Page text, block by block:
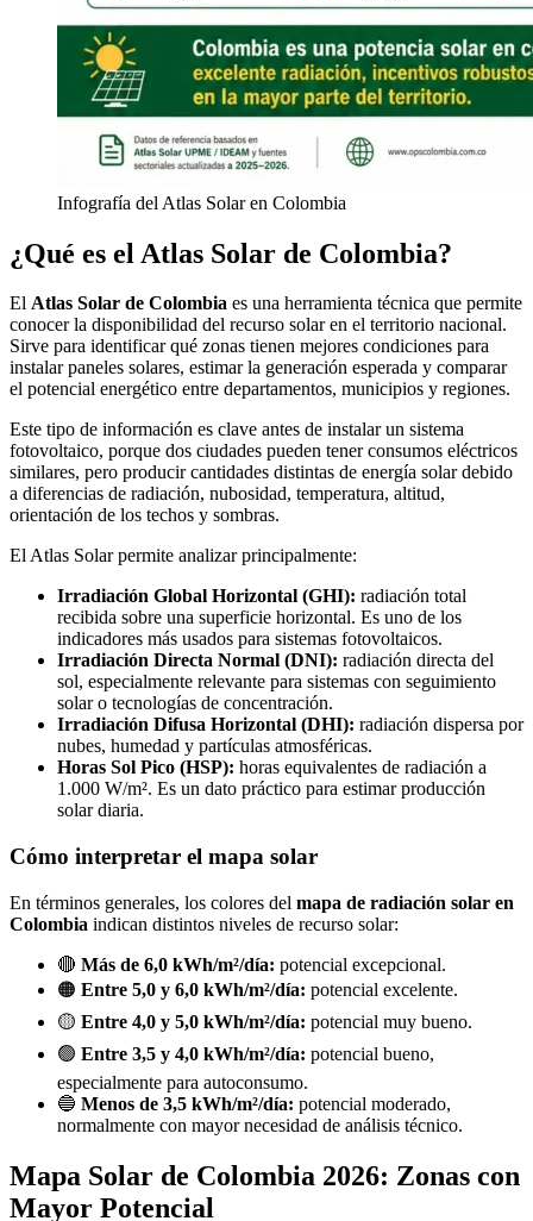
Infografía del Atlas Solar en Colombia
¿Qué es el Atlas Solar de Colombia?
El Atlas Solar de Colombia es una herramienta técnica que permite
conocer la disponibilidad del recurso solar en el territorio nacional.
Sirve para identificar qué zonas tienen mejores condiciones para
instalar paneles solares, estimar la generación esperada y comparar
el potencial energético entre departamentos, municipios y regiones.
Este tipo de información es clave antes de instalar un sistema
fotovoltaico, porque dos ciudades pueden tener consumos eléctricos
similares, pero producir cantidades distintas de energía solar debido
a diferencias de radiación, nubosidad, temperatura, altitud,
orientación de los techos y sombras.
El Atlas Solar permite analizar principalmente:
Irradiación Global Horizontal (GHI): radiación total
recibida sobre una superficie horizontal. Es uno de los
indicadores más usados para sistemas fotovoltaicos.
Irradiación Directa Normal (DNI): radiación directa del
sol, especialmente relevante para sistemas con seguimiento
solar o tecnologías de concentración.
Irradiación Difusa Horizontal (DHI): radiación dispersa por
nubes, humedad y partículas atmosféricas.
Horas Sol Pico (HSP): horas equivalentes de radiación a
1.000 W/m². Es un dato práctico para estimar producción
solar diaria.
Cómo interpretar el mapa solar
En términos generales, los colores del mapa de radiación solar en
Colombia indican distintos niveles de recurso solar:
🔴 Más de 6,0 kWh/m²/día: potencial excepcional.
🟠 Entre 5,0 y 6,0 kWh/m²/día: potencial excelente.
🟡 Entre 4,0 y 5,0 kWh/m²/día: potencial muy bueno.
🟢 Entre 3,5 y 4,0 kWh/m²/día: potencial bueno,
especialmente para autoconsumo.
🔵 Menos de 3,5 kWh/m²/día: potencial moderado,
normalmente con mayor necesidad de análisis técnico.
Mapa Solar de Colombia 2026: Zonas con
Mayor Potencial